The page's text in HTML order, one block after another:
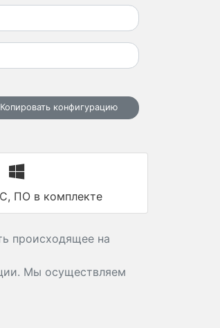
Копировать конфигурацию
ПО в комплекте
происходящее на
Мы осуществляем